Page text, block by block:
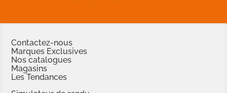
Contactez-nous
Marques Exclusives
Nos catalogues
Magasins
Les Tendances